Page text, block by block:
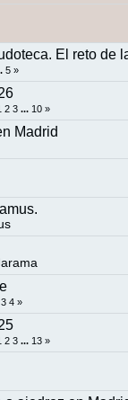
El reto de
5 »
2 3 ... 10 »
Madrid
3 4 »
2 3 ... 13 »